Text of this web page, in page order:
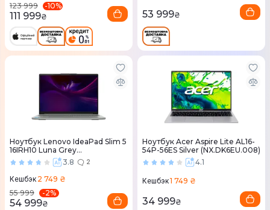
123 999
-10%
111 999₴ 53 999₴
Ноутбук Lenovo IdeaPad Slim 5
16IRH10 Luna Grey
(83HS009XRA)3.8 2
Кешбэк 2 749 ₴
55 999
-2%
54 999₴
Ноутбук Acer Aspire Lite AL16-
54P-56ES Silver (NX.DK6EU.008)
4.1
Кешбэк1 749 ₴
34 999₴